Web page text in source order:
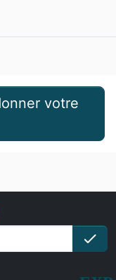
check